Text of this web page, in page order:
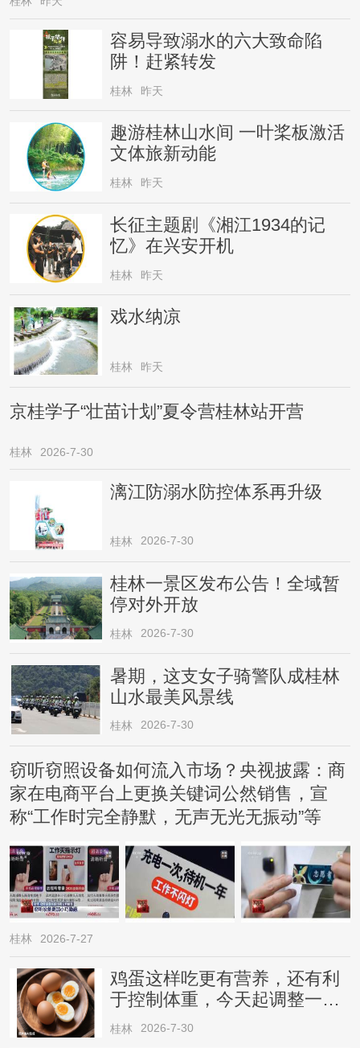
容易导致溺水的六大致命陷
阱！赶紧转发
桂林 昨天
趣游桂林山水间 一叶桨板激活
文体旅新动能
桂林 昨天
长征主题剧《湘江1934的记
忆》在兴安开机
桂林 昨天
戏水纳凉
桂林 昨天
京桂学子“壮苗计划”夏令营桂林站开营
桂林 2026-7-30
漓江防溺水防控体系再升级
桂林 2026-7-30
桂林一景区发布公告！全域暂
停对外开放
桂林 2026-7-30
暑期，这支女子骑警队成桂林
山水最美风景线
桂林 2026-7-30
窃听窃照设备如何流入市场？央视披露：商
家在电商平台上更换关键词公然销售，宣
称“工作时完全静默，无声无光无振动”等
桂林 2026-7-27
鸡蛋这样吃更有营养，还有利
于控制体重，今天起调整一下
→
桂林 2026-7-30